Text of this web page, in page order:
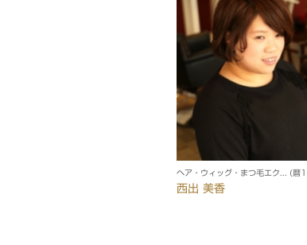
ヘア・ウィッグ・まつ毛エク... (暦
西出 美香